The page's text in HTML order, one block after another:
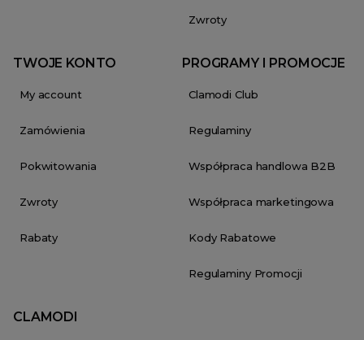
Zwroty
TWOJE KONTO
My account
Zamówienia
Pokwitowania
Zwroty
Rabaty
PROGRAMY I PROMOCJE
Clamodi Club
Regulaminy
Współpraca handlowa B2B
Współpraca marketingowa
Kody Rabatowe
Regulaminy Promocji
CLAMODI